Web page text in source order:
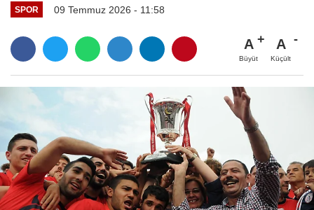
SPOR 09 Temmuz 2026 - 11:58
A
Büyüt
A
Küçült